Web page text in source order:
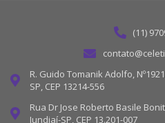
(11)
R. Guido Tomanik Adolfo,
SP, CEP 13214-556
Rua Dr Jose Roberto Basile
Jundiaí-SP, CEP 13.201-007